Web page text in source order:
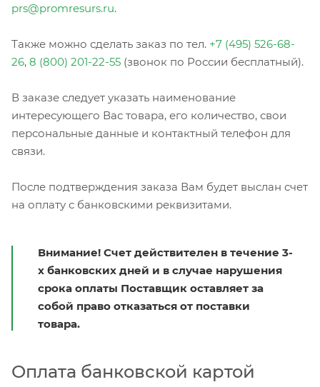
prs@promresurs.ru.
Также можно сделать заказ по тел. +7 (495) 526-68-
26, 8 (800) 201-22-55 (звонок по России бесплатный).
В заказе следует указать наименование
интересующего Вас товара, его количество, свои
персональные данные и контактный телефон для
связи.
После подтверждения заказа Вам будет выслан счет
на оплату с банковскими реквизитами.
Внимание! Счет действителен в течение 3-
х банковских дней и в случае нарушения
срока оплаты Поставщик оставляет за
собой право отказаться от поставки
товара.
Оплата банковской картой